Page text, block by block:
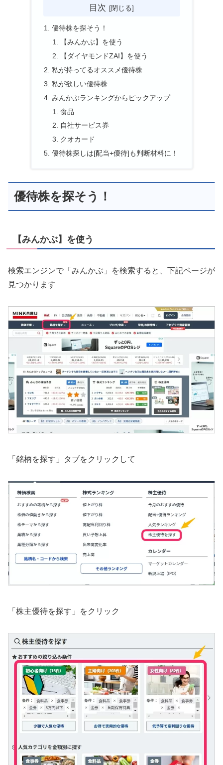
目次
優待株を探そう！
【みんかぶ】を使う
【ダイヤモンドZAI】を使う
私が持ってるオススメ優待株
私が欲しい優待株
みんかぶランキングからピックアップ
食品
自社サービス券
クオカード
優待株探しは[配当+優待]も判断材料に！
優待株を探そう！
【みんかぶ】を使う
検索エンジンで「みんかぶ」を検索すると、下記ページが
見つかります
「銘柄を探す」タブをクリックして
「株主優待を探す」をクリック